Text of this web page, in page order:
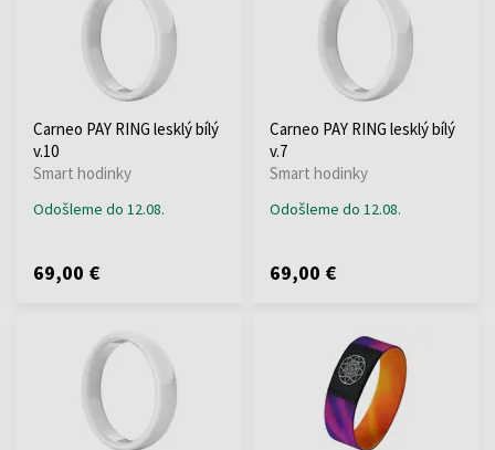
Carneo PAY RING lesklý bílý
v.10
Smart hodinky
Odošleme do 12.08.
69,00 €
Carneo PAY RING lesklý bílý
v.7
Smart hodinky
Odošleme do 12.08.
69,00 €